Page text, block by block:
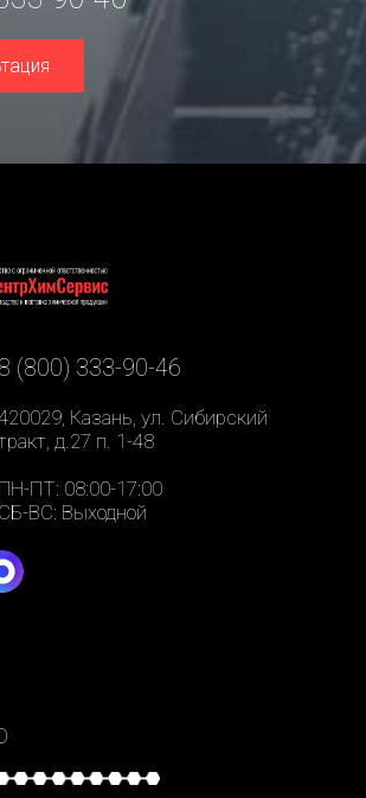
8 (800) 333-90-46
Казань, ул. Сибирский
д.27 п. 1-48
ПН-ПТ: 08:00-17:00
СБ-ВС: Выходной